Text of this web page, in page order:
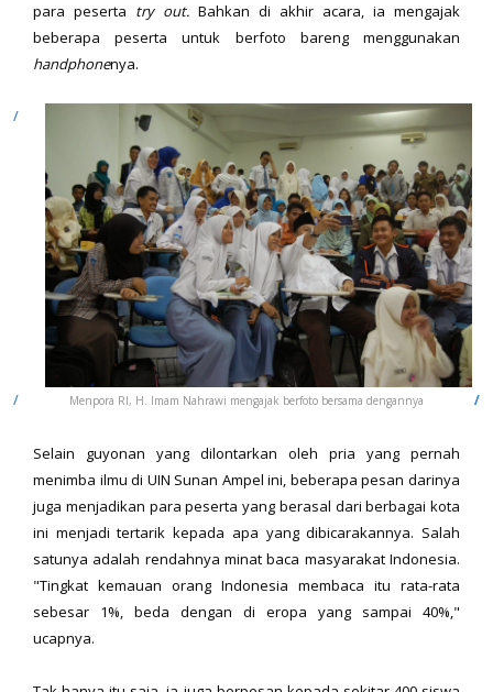
para peserta try out. Bahkan di akhir acara, ia mengajak
beberapa peserta untuk berfoto bareng menggunakan
handphonenya.
Menpora RI, H. Imam Nahrawi mengajak berfoto bersama dengannya
Selain guyonan yang dilontarkan oleh pria yang pernah
menimba ilmu di UIN Sunan Ampel ini, beberapa pesan darinya
juga menjadikan para peserta yang berasal dari berbagai kota
ini menjadi tertarik kepada apa yang dibicarakannya. Salah
satunya adalah rendahnya minat baca masyarakat Indonesia.
"Tingkat kemauan orang Indonesia membaca itu rata-rata
sebesar 1%, beda dengan di eropa yang sampai 40%,"
ucapnya.